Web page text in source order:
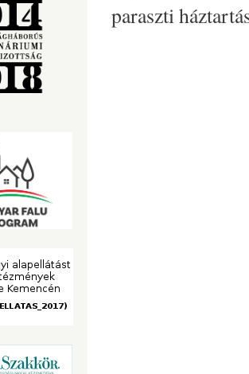
paraszti